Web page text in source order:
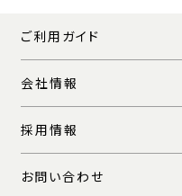
ご利用ガイド
会社情報
採用情報
お問い合わせ